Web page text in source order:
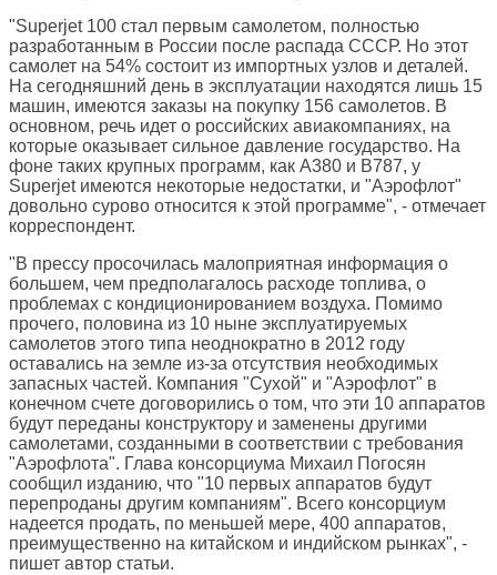
"Superjet 100 стал первым самолетом, полностью
разработанным в России после распада СССР. Но этот
самолет на 54% состоит из импортных узлов и деталей.
На сегодняшний день в эксплуатации находятся лишь 15
машин, имеются заказы на покупку 156 самолетов. В
основном, речь идет о российских авиакомпаниях, на
которые оказывает сильное давление государство. На
фоне таких крупных программ, как A380 и B787, у
Superjet имеются некоторые недостатки, и "Аэрофлот"
довольно сурово относится к этой программе", - отмечает
корреспондент.
"В прессу просочилась малоприятная информация о
большем, чем предполагалось расходе топлива, о
проблемах с кондиционированием воздуха. Помимо
прочего, половина из 10 ныне эксплуатируемых
самолетов этого типа неоднократно в 2012 году
оставались на земле из-за отсутствия необходимых
запасных частей. Компания "Сухой" и "Аэрофлот" в
конечном счете договорились о том, что эти 10 аппаратов
будут переданы конструктору и заменены другими
самолетами, созданными в соответствии с требования
"Аэрофлота". Глава консорциума Михаил Погосян
сообщил изданию, что "10 первых аппаратов будут
перепроданы другим компаниям". Всего консорциум
надеется продать, по меньшей мере, 400 аппаратов,
преимущественно на китайском и индийском рынках", -
пишет автор статьи.